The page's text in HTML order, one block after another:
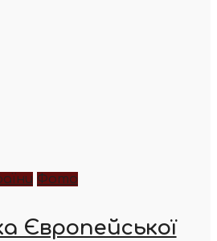
Фото
Європейської